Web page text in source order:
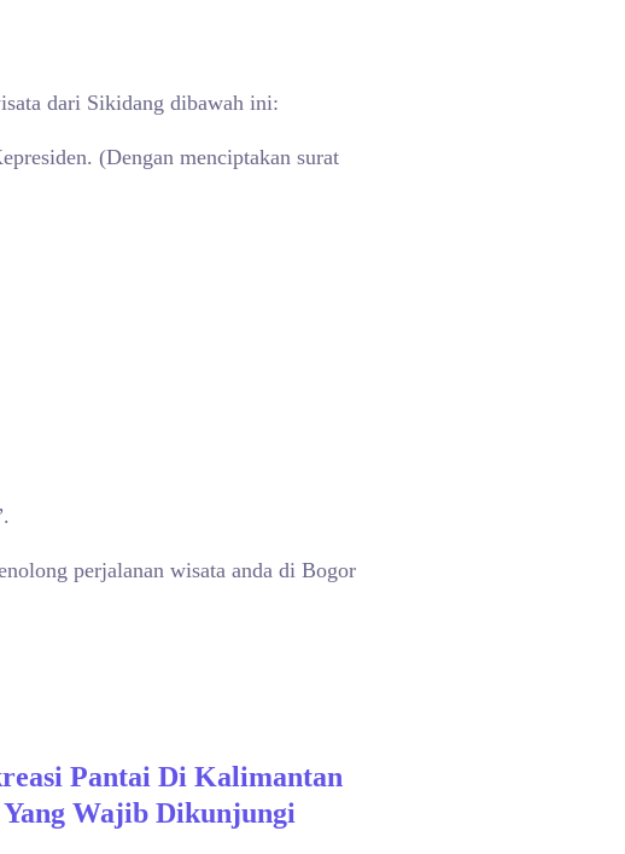
dari Sikidang dibawah ini:
(Dengan menciptakan surat
perjalanan wisata anda di Bogor
Pantai Di Kalimantan
Wajib Dikunjungi